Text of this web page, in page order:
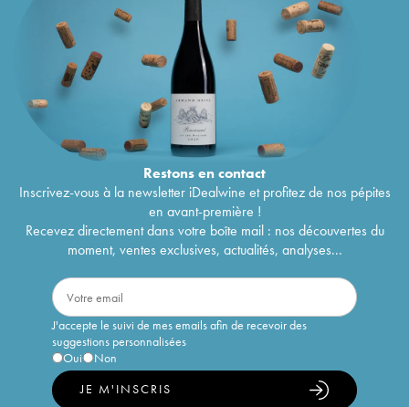
Restons encontact
Inscrivez-vous à la newsletter iDealwine et profitez de nos pépites
en avant-première !
Recevez directement dans votre boîte mail : nos découvertes du
moment, ventes exclusives, actualités, analyses...
J'accepte le suivi de mes emails afin de recevoir des
suggestions personnalisées
Oui
Non
JE M'INSCRIS